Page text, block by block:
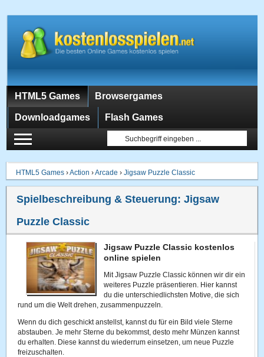
HTML5 Games Browsergames
Downloadgames Flash Games
HTML5 Games ›Action ›Arcade ›Jigsaw Puzzle Classic
Spielbeschreibung & Steuerung:Jigsaw
Puzzle Classic
Jigsaw Puzzle Classic kostenlos
online spielen
Mit Jigsaw Puzzle Classic können wir dir ein
weiteres Puzzle präsentieren. Hier kannst
du die unterschiedlichsten Motive, die sich
rund um die Welt drehen, zusammenpuzzeln.
Wenn du dich geschickt anstellst, kannst du für ein Bild viele Sterne
abstauben. Je mehr Sterne du bekommst, desto mehr Münzen kannst
du erhalten. Diese kannst du wiederrum einsetzen, um neue Puzzle
freizuschalten.